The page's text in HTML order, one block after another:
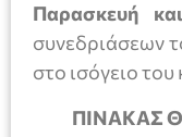
Παρασκευή
συνεδριάσεων
στο ισόγειο
ΠΙΝΑΚΑΣ